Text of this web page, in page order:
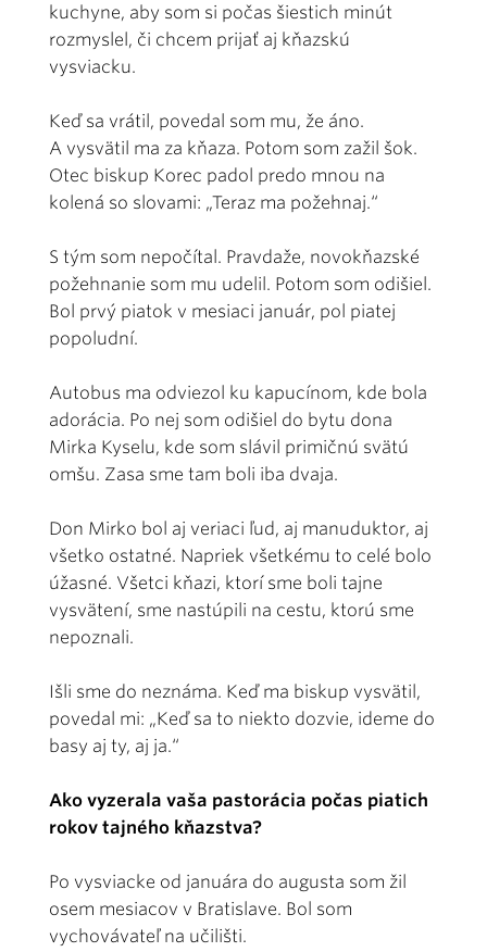
kuchyne, aby som si počas šiestich minút
rozmyslel, či chcem prijať aj kňazskú
vysviacku.
Keď sa vrátil, povedal som mu, že áno.
A vysvätil ma za kňaza. Potom som zažil šok.
Otec biskup Korec padol predo mnou na
kolená so slovami: „Teraz ma požehnaj.“
S tým som nepočítal. Pravdaže, novokňazské
požehnanie som mu udelil. Potom som odišiel.
Bol prvý piatok v mesiaci január, pol piatej
popoludní.
Autobus ma odviezol ku kapucínom, kde bola
adorácia. Po nej som odišiel do bytu dona
Mirka Kyselu, kde som slávil primičnú svätú
omšu. Zasa sme tam boli iba dvaja.
Don Mirko bol aj veriaci ľud, aj manuduktor, aj
všetko ostatné. Napriek všetkému to celé bolo
úžasné. Všetci kňazi, ktorí sme boli tajne
vysvätení, sme nastúpili na cestu, ktorú sme
nepoznali.
Išli sme do neznáma. Keď ma biskup vysvätil,
povedal mi: „Keď sa to niekto dozvie, ideme do
basy aj ty, aj ja.“
Ako vyzerala vaša pastorácia počas piatich
rokov tajného kňazstva?
Po vysviacke od januára do augusta som žil
osem mesiacov v Bratislave. Bol som
vychovávateľ na učilišti.